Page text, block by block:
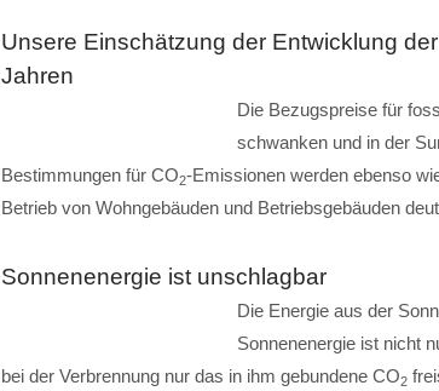
Unsere Einschätzung der Entwicklung
Jahren
Die Bezugspreise für
schwanken und in der
Bestimmungen für CO2-Emissionen werden ebenso
Betrieb von Wohngebäuden und Betriebsgebäuden
Sonnenenergie ist unschlagbar
Die Energie aus der
Sonnenenergie ist nicht
bei der Verbrennung nur das in ihm gebundene CO2